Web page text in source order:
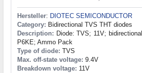
Hersteller: DIOTEC SEMICONDUCTOR
Category: Bidirectional TVS THT diodes
Description: Diode: TVS; 11V;
P6KE; Ammo Pack
Type of diode: TVS
Max. off-state voltage: 9.4V
Breakdown voltage: 11V